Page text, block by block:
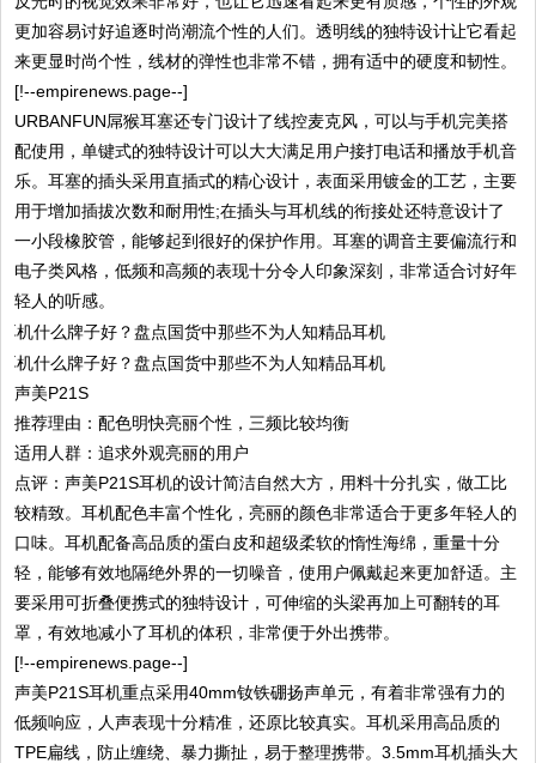
更加容易讨好追逐时尚潮流个性的人们。透明线的独特设计让它看起
来更显时尚个性，线材的弹性也非常不错，拥有适中的硬度和韧性。
[!--empirenews.page--]
URBANFUN屌猴耳塞还专门设计了线控麦克风，可以与手机完美搭
配使用，单键式的独特设计可以大大满足用户接打电话和播放手机音
乐。耳塞的插头采用直插式的精心设计，表面采用镀金的工艺，主要
用于增加插拔次数和耐用性;在插头与耳机线的衔接处还特意设计了
一小段橡胶管，能够起到很好的保护作用。耳塞的调音主要偏流行和
电子类风格，低频和高频的表现十分令人印象深刻，非常适合讨好年
轻人的听感。
声美P21S
推荐理由：配色明快亮丽个性，三频比较均衡
适用人群：追求外观亮丽的用户
点评：声美P21S耳机的设计简洁自然大方，用料十分扎实，做工比
较精致。耳机配色丰富个性化，亮丽的颜色非常适合于更多年轻人的
口味。耳机配备高品质的蛋白皮和超级柔软的惰性海绵，重量十分
轻，能够有效地隔绝外界的一切噪音，使用户佩戴起来更加舒适。主
要采用可折叠便携式的独特设计，可伸缩的头梁再加上可翻转的耳
罩，有效地减小了耳机的体积，非常便于外出携带。
[!--empirenews.page--]
声美P21S耳机重点采用40mm钕铁硼扬声单元，有着非常强有力的
低频响应，人声表现十分精准，还原比较真实。耳机采用高品质的
TPE扁线，防止缠绕、暴力撕扯，易于整理携带。3.5mm耳机插头大